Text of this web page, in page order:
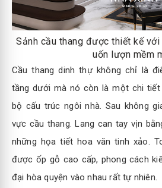
Sảnh cầu thang được thiết kế
uốn lượn mềm
Cầu thang dinh thự không chỉ là
tầng dưới mà nó còn là một chi
bộ cấu trúc ngôi nhà. Sau không
vực cầu thang. Lang can tay vịn
những họa tiết hoa văn tinh xảo.
được ốp gỗ cao cấp, phong cách
đại hòa quyện vào nhau rất tự nhiên.